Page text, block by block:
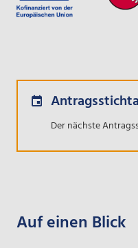
Der nächste
Auf einen Blick